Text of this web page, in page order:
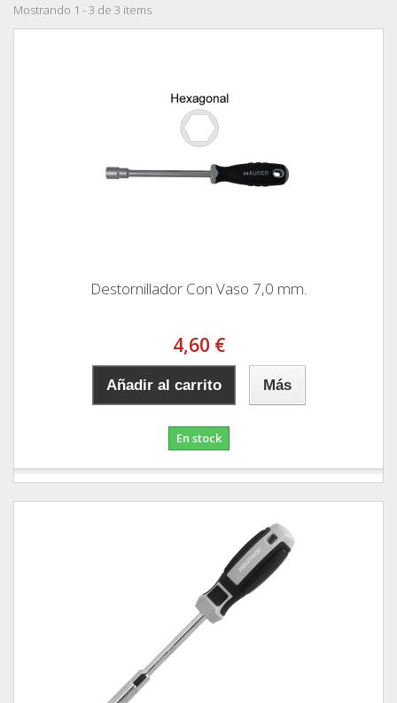
Mostrando 1 - 3 de 3 items
Destornillador Con Vaso 7,0 mm.
4,60 €
Añadir al carrito Más
En stock